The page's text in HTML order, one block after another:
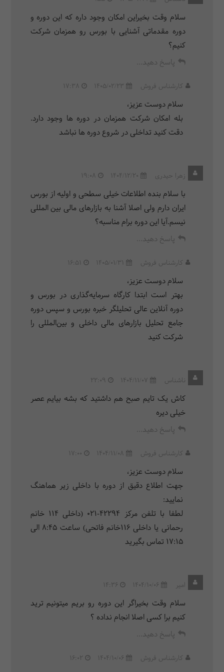
/ 5 ساعت
معرفی چند استراتژی فنی جهت تحلیل بازارها
بهمراه بک تست‌گیری و ترید مجازی و
استراتژی‌های معاملاتی برای تعیین حد ضرر و
مقایسه بازار سرمایه ایران با بازارهای مالی
بین‌الملل
سلام وقت بخیراین امکان وجود داره که این دوره و
دوره مقدماتی آشنایی با بورس رو همزمان شرکت
کنیم؟
پاسخ دهید...
کارشناس فروش 1405/02/23
17:38
سلام دوست عزیز،
بله امکان شرکت همزمان در دوره ها وجود دارد.
دقت کنید تداخلی در شروع دوره ها نباشد
زهرا حیدری 1404/12/20
19:08
با سلام بنده اطلاعات خیلی سطحی و اولیه از بورس
ایران دارم ولی اصلا آشنا به بازارهای مالی بین المللی
نیسم.آیا این دوره برام مناسبه؟
پاسخ دهید...
کارشناس فروش 1405/01/31
16:51
سلام دوست عزیز،
بهتر است ابتدا کارگاه سرمایه‌گذاری در بورس و
دوره آنلاین عالی تحلیلگر خبره بورس و سپس دوره
جامع تحلیل بازارهای مالی داخلی و بین‌المللی را
شرکت کنید
ناشناس 1404/11/07
22:09
کاش یک تایم صبح هم داشتید که بشه بیایم عصر
خیلی دیره
پاسخ دهید...
کارشناس فروش 1404/11/08
17:00
سلام دوست عزیز،
جهت اطلاع دقیق از دوره با داخلی زیر هماهنگ
نمایید:
لطفا با تلفن مرکز 42294-021 (داخلی 114 خانم
رحمانی یا داخلی 116خانم فاتحی) ساعت 8:45 الی
17:15 تماس بگیرید
امیر 1404/10/06
14:36
سلام وقت بخیراگر این دوره رو بریم میتونیم ترید
کنیم برا کسی اصلا انجام نداده ؟
پاسخ دهید...
کارشناس فروش 1404/10/06
16:02